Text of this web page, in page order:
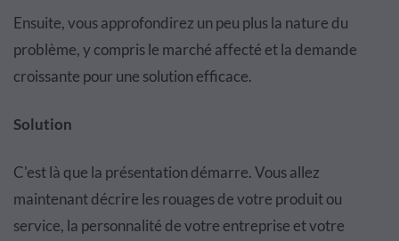
Ensuite, vous approfondirez un peu plus la nature du
problème, y compris le marché affecté et la demande
croissante pour une solution efficace.
Solution
C'est là que la présentation démarre. Vous allez
maintenant décrire les rouages de votre produit ou
service, la personnalité de votre entreprise et votre